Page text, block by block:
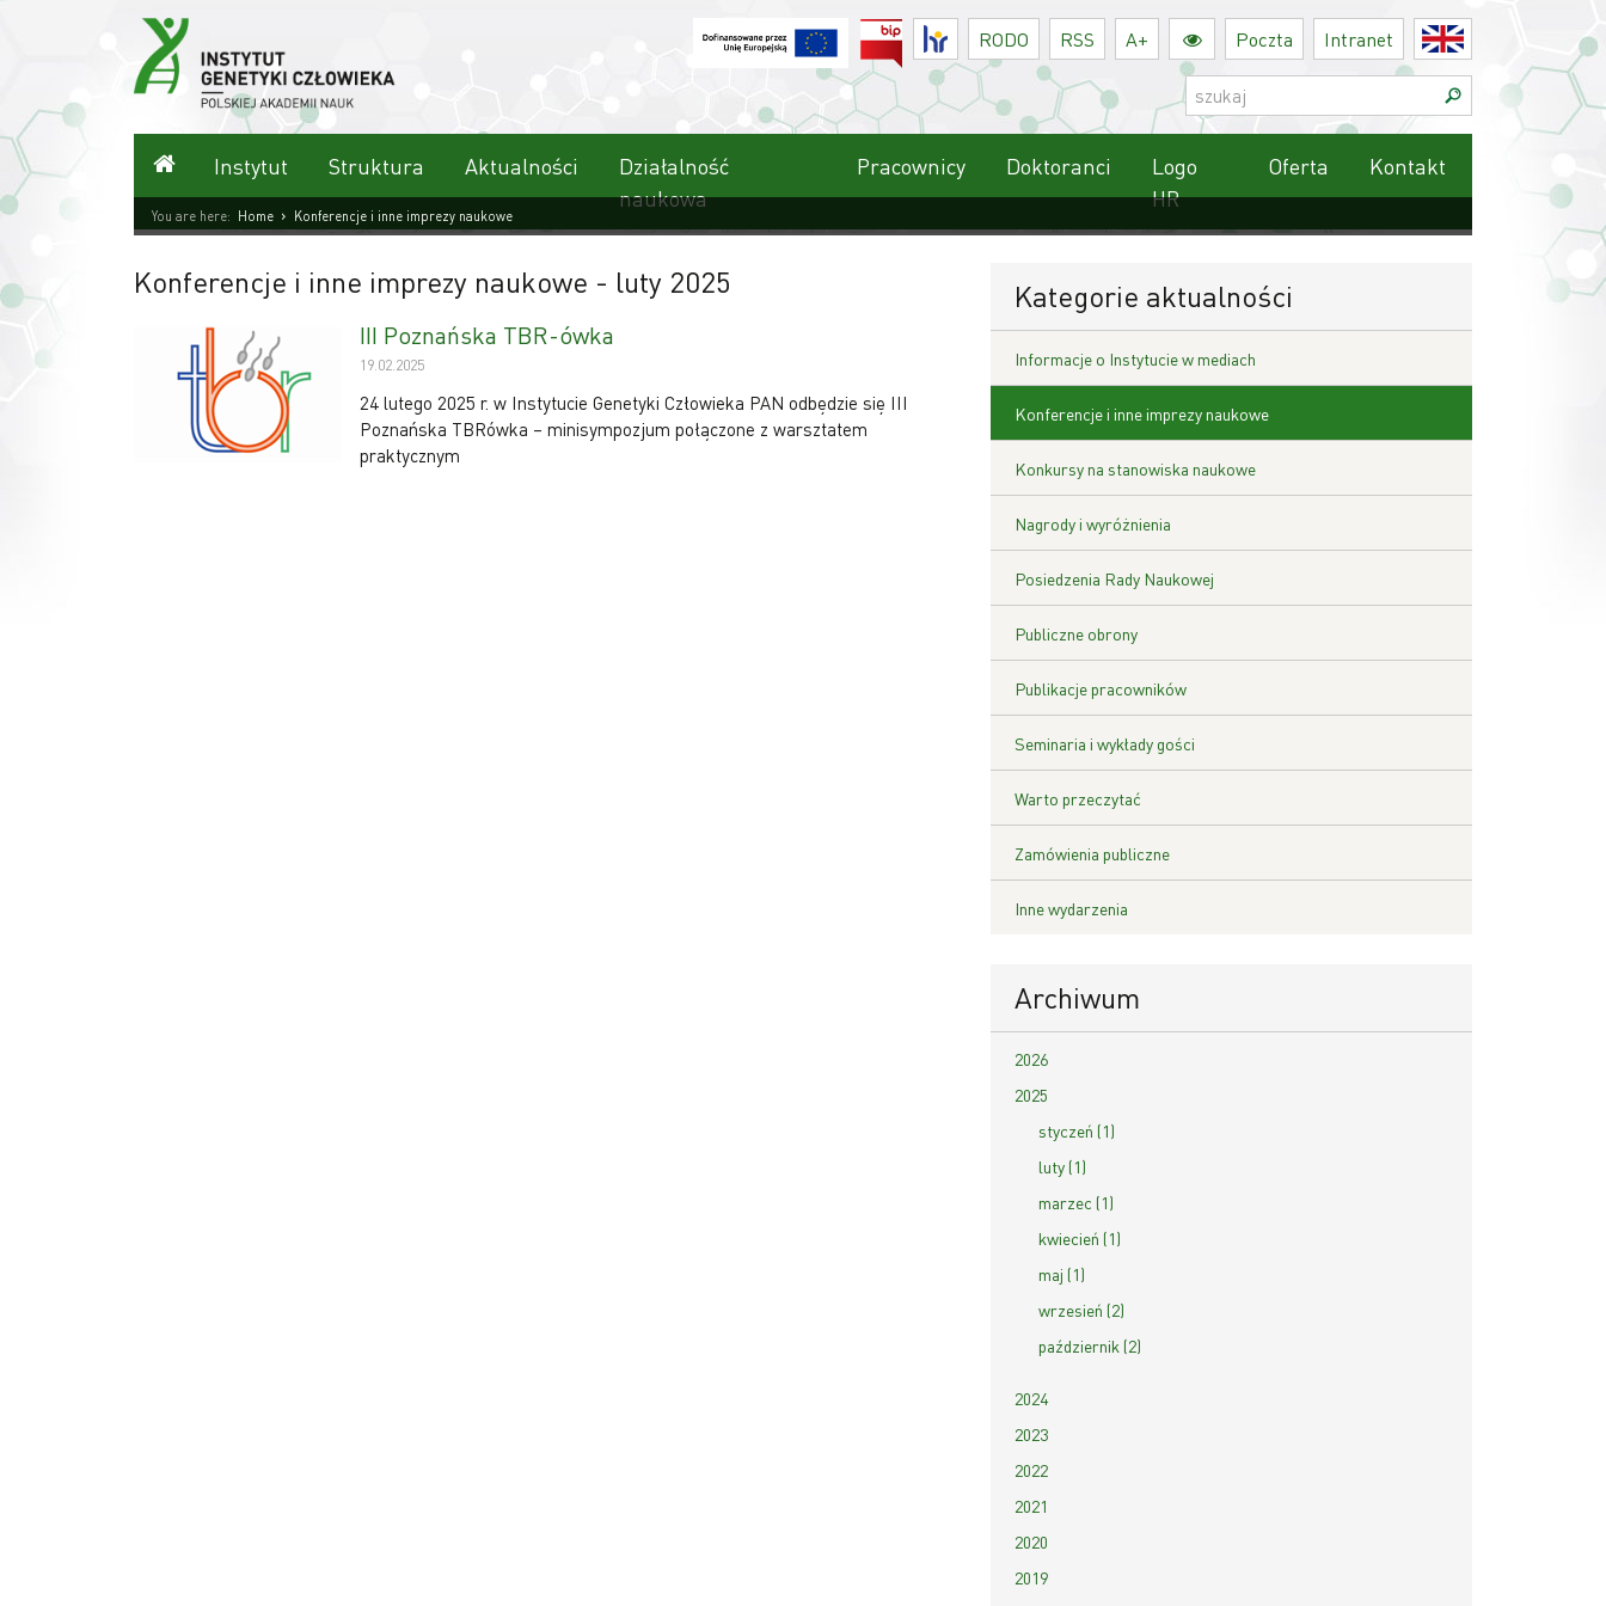
BIP HRRODO RSS A+ Poczta Intranet
Szukaj:
Strona główna
Instytut Struktura Aktualności
Działalność
naukowa
Pracownicy Doktoranci
Logo
HR
Oferta Kontakt
You are here: Home › Konferencje i inne imprezy naukowe
Konferencje i inne imprezy naukowe - luty 2025
III Poznańska TBR-ówka
19.02.2025
24 lutego 2025 r. w Instytucie Genetyki Człowieka PAN odbędzie się III
Poznańska TBRówka – minisympozjum połączone z warsztatem
praktycznym
Kategorie aktualności
Informacje o Instytucie w mediach
Konferencje i inne imprezy naukowe
Konkursy na stanowiska naukowe
Nagrody i wyróżnienia
Posiedzenia Rady Naukowej
Publiczne obrony
Publikacje pracowników
Seminaria i wykłady gości
Warto przeczytać
Zamówienia publiczne
Inne wydarzenia
Archiwum
2026
2025
styczeń (1)
luty (1)
marzec (1)
kwiecień (1)
maj (1)
wrzesień (2)
październik (2)
2024
2023
2022
2021
2020
2019